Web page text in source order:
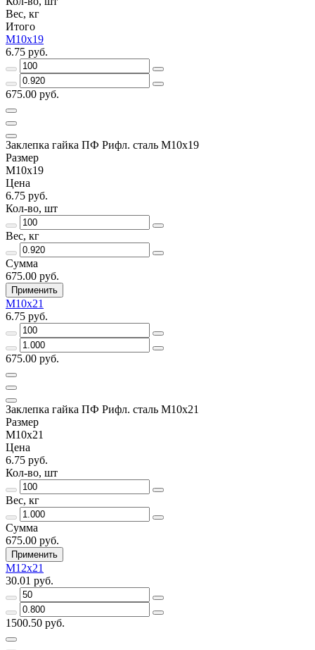
Вес, кг
Итого
М10х19
6.75 руб.
675.00 руб.
Заклепка гайка ПФ Рифл. сталь М10х19
Размер
М10х19
Цена
6.75 руб.
Кол-во, шт
Вес, кг
Сумма
675.00 руб.
Применить
М10х21
6.75 руб.
675.00 руб.
Заклепка гайка ПФ Рифл. сталь М10х21
Размер
М10х21
Цена
6.75 руб.
Кол-во, шт
Вес, кг
Сумма
675.00 руб.
Применить
М12х21
30.01 руб.
1500.50 руб.